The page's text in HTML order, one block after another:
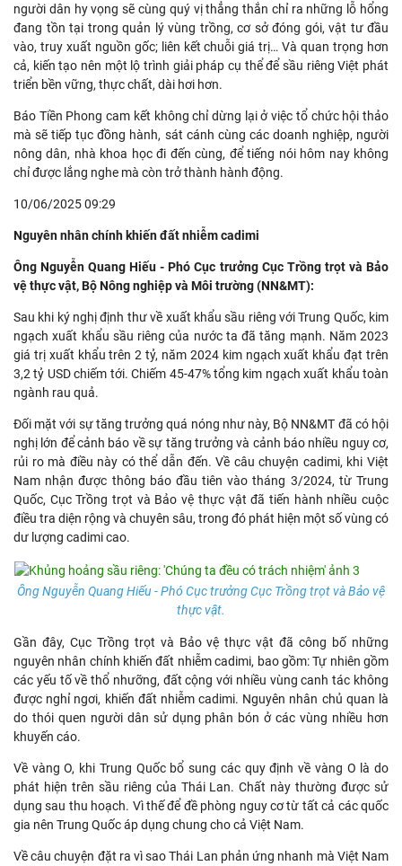
người dân hy vọng sẽ cùng quý vị thẳng thắn chỉ ra những lỗ hổng
đang tồn tại trong quản lý vùng trồng, cơ sở đóng gói, vật tư đầu
vào, truy xuất nguồn gốc; liên kết chuỗi giá trị… Và quan trọng hơn
cả, kiến tạo nên một lộ trình giải pháp cụ thể để sầu riêng Việt phát
triển bền vững, thực chất, dài hơi hơn.
Báo Tiền Phong cam kết không chỉ dừng lại ở việc tổ chức hội thảo
mà sẽ tiếp tục đồng hành, sát cánh cùng các doanh nghiệp, người
nông dân, nhà khoa học đi đến cùng, để tiếng nói hôm nay không
chỉ được lắng nghe mà còn trở thành hành động.
10/06/2025 09:29
Nguyên nhân chính khiến đất nhiễm cadimi
Ông Nguyễn Quang Hiếu - Phó Cục trưởng Cục Trồng trọt và Bảo
vệ thực vật, Bộ Nông nghiệp và Môi trường (NN&MT):
Sau khi ký nghị định thư về xuất khẩu sầu riêng với Trung Quốc, kim
ngạch xuất khẩu sầu riêng của nước ta đã tăng mạnh. Năm 2023
giá trị xuất khẩu trên 2 tỷ, năm 2024 kim ngạch xuất khẩu đạt trên
3,2 tỷ USD chiếm tới. Chiếm 45-47% tổng kim ngạch xuất khẩu toàn
ngành rau quả.
Đối mặt với sự tăng trưởng quá nóng như này, Bộ NN&MT đã có hội
nghị lớn để cảnh báo về sự tăng trưởng và cảnh báo nhiều nguy cơ,
rủi ro mà điều này có thể dẫn đến. Về câu chuyện cadimi, khi Việt
Nam nhận được thông báo đầu tiên vào tháng 3/2024, từ Trung
Quốc, Cục Trồng trọt và Bảo vệ thực vật đã tiến hành nhiều cuộc
điều tra diện rộng và chuyên sâu, trong đó phát hiện một số vùng có
dư lượng cadimi cao.
Ông Nguyễn Quang Hiếu - Phó Cục trưởng Cục Trồng trọt và Bảo vệ
thực vật.
Gần đây, Cục Trồng trọt và Bảo vệ thực vật đã công bố những
nguyên nhân chính khiến đất nhiễm cadimi, bao gồm: Tự nhiên gồm
các yếu tố về thổ nhưỡng, đất cộng với nhiều vùng canh tác không
được nghỉ ngơi, khiến đất nhiễm cadimi. Nguyên nhân chủ quan là
do thói quen người dân sử dụng phân bón ở các vùng nhiều hơn
khuyến cáo.
Về vàng O, khi Trung Quốc bổ sung các quy định về vàng O là do
phát hiện trên sầu riêng của Thái Lan. Chất này thường được sử
dụng sau thu hoạch. Vì thế để đề phòng nguy cơ từ tất cả các quốc
gia nên Trung Quốc áp dụng chung cho cả Việt Nam.
Về câu chuyện đặt ra vì sao Thái Lan phản ứng nhanh mà Việt Nam